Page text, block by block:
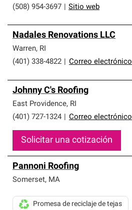
(508) 954-3697 Sitio web
Nadales Renovations LLC
Warren, RI
(401) 338-4822
Correo electrónico
Johnny C's Roofing
East Providence, RI
(401) 727-1324
Correo electrónico
Solicitar una cotización
Pannoni Roofing
Somerset, MA
Promesa de reciclaje de tejas